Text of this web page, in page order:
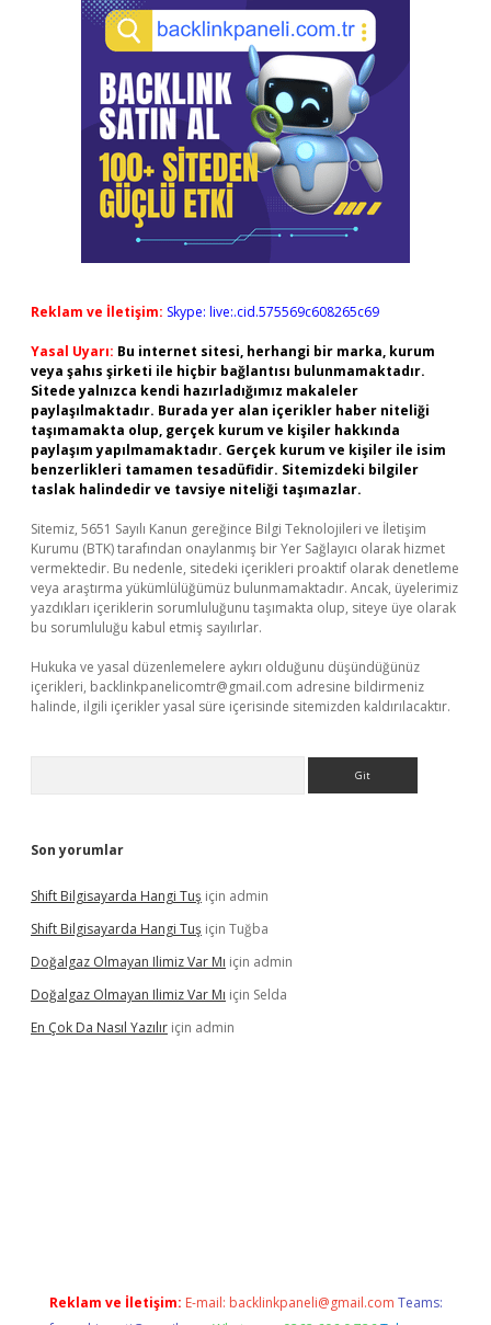
Reklam ve İletişim: Skype: live:.cid.575569c608265c69
Yasal Uyarı: Bu internet sitesi, herhangi bir marka, kurum
veya şahıs şirketi ile hiçbir bağlantısı bulunmamaktadır.
Sitede yalnızca kendi hazırladığımız makaleler
paylaşılmaktadır. Burada yer alan içerikler haber niteliği
taşımamakta olup, gerçek kurum ve kişiler hakkında
paylaşım yapılmamaktadır. Gerçek kurum ve kişiler ile isim
benzerlikleri tamamen tesadüfidir. Sitemizdeki bilgiler
taslak halindedir ve tavsiye niteliği taşımazlar.
Sitemiz, 5651 Sayılı Kanun gereğince Bilgi Teknolojileri ve İletişim
Kurumu (BTK) tarafından onaylanmış bir Yer Sağlayıcı olarak hizmet
vermektedir. Bu nedenle, sitedeki içerikleri proaktif olarak denetleme
veya araştırma yükümlülüğümüz bulunmamaktadır. Ancak, üyelerimiz
yazdıkları içeriklerin sorumluluğunu taşımakta olup, siteye üye olarak
bu sorumluluğu kabul etmiş sayılırlar.
Hukuka ve yasal düzenlemelere aykırı olduğunu düşündüğünüz
içerikleri, backlinkpanelicomtr@gmail.com adresine bildirmeniz
halinde, ilgili içerikler yasal süre içerisinde sitemizden kaldırılacaktır.
Son yorumlar
Shift Bilgisayarda Hangi Tuş için admin
Shift Bilgisayarda Hangi Tuş için Tuğba
Doğalgaz Olmayan Ilimiz Var Mı için admin
Doğalgaz Olmayan Ilimiz Var Mı için Selda
En Çok Da Nasıl Yazılır için admin
Reklam ve İletişim: E-mail: backlinkpaneli@gmail.com Teams: